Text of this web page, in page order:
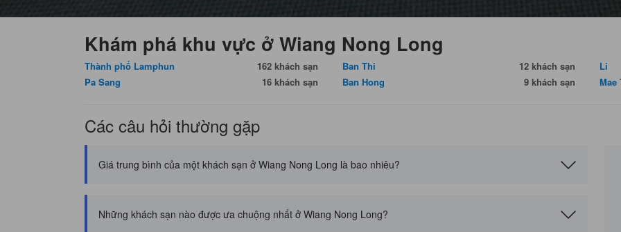
Khám phá khu vực ở Wiang Nong Long
Thành phố Lamphun
162 khách sạn
Pa Sang
16 khách sạn
Ban Thi
12 khách sạn
Ban Hong
9 khách sạn
Li
Mae
Các câu hỏi thường gặp
Giá trung bình của một khách sạn ở Wiang Nong Long là bao nhiêu?
Những khách sạn nào được ưa chuộng nhất ở Wiang Nong Long?